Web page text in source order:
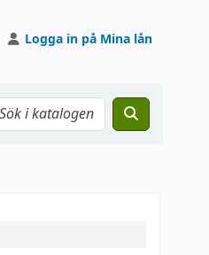
Logga in på Mina lån